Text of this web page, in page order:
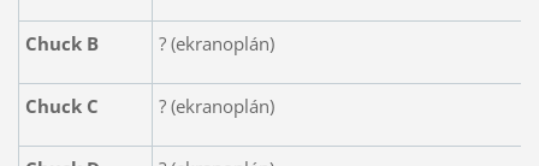
Chuck B ? (ekranoplán)
Chuck C ? (ekranoplán)